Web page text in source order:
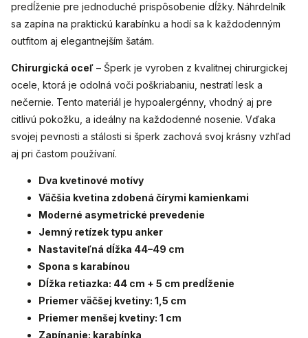
predĺženie pre jednoduché prispôsobenie dĺžky. Náhrdelník
sa zapína na praktickú karabínku a hodí sa k každodenným
outfitom aj elegantnejším šatám.
Chirurgická oceľ – Šperk je vyroben z kvalitnej chirurgickej
ocele, ktorá je odolná voči poškriabaniu, nestratí lesk a
nečernie. Tento materiál je hypoalergénny, vhodný aj pre
citlivú pokožku, a ideálny na každodenné nosenie. Vďaka
svojej pevnosti a stálosti si šperk zachová svoj krásny vzhľad
aj pri častom používaní.
Dva kvetinové motívy
Väčšia kvetina zdobená čírymi kamienkami
Moderné asymetrické prevedenie
Jemný retízek typu anker
Nastaviteľná dĺžka 44–49 cm
Spona s karabínou
Dĺžka retiazka: 44 cm + 5 cm predĺženie
Priemer väčšej kvetiny: 1,5 cm
Priemer menšej kvetiny: 1 cm
Zapínanie: karabínka